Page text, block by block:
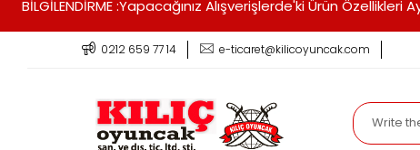
BİLGİLENDİRME :Yapacağınız Alışverişlerde'ki Ürün
0212 659 77 14 e-ticaret@kilicoyuncak.com